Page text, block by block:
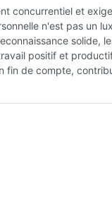
concurrentiel et
n'est pas un
solide,
positif et
fin de compte,